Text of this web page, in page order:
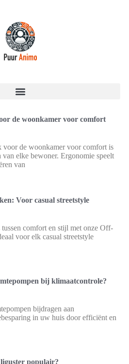
de woonkamer voor comfort
voor de woonkamer voor comfort is
elke bewoner. Ergonomie speelt
van
Voor casual streetstyle
comfort en stijl met onze Off-
voor elk casual streetstyle
bij klimaatcontrole?
bijdragen aan
in uw huis door efficiënt en
populair?